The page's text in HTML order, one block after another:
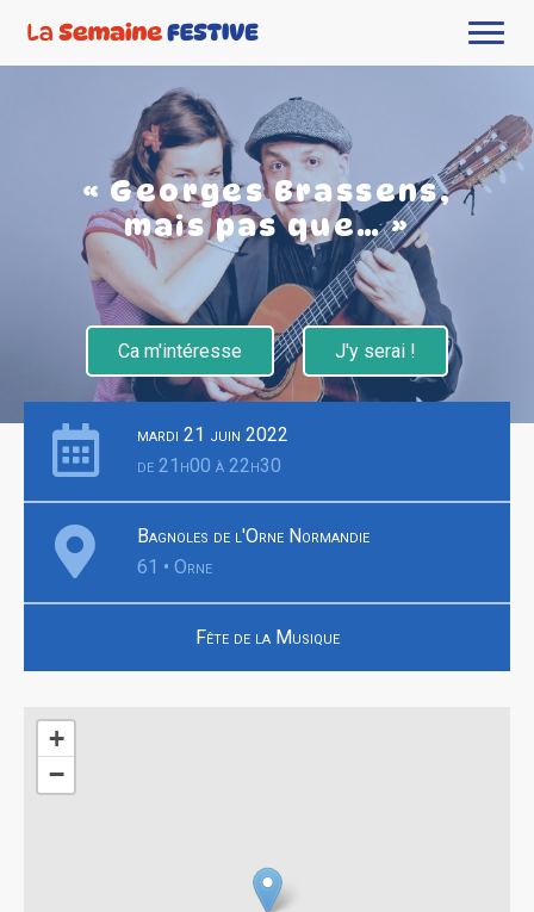
« Georges Brassens,
mais pas que… »
Ca m'intéresse J'y serai !
mardi 21 juin 2022
de 21h00 à 22h30
Bagnoles de l'Orne Normandie
61 • Orne
Fête de la Musique
+
−